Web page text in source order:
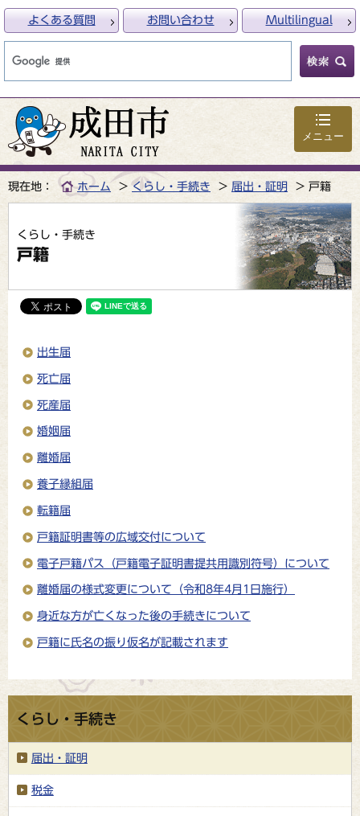
メニュー
よくある質問 お問い合わせ Multilingual
現在地： ホーム くらし・手続き 届出・証明 戸籍
くらし・手続き
戸籍
出生届
死亡届
死産届
婚姻届
離婚届
養子縁組届
転籍届
戸籍証明書等の広域交付について
電子戸籍パス（戸籍電子証明書提共用識別符号）について
離婚届の様式変更について（令和8年4月1日施行）
身近な方が亡くなった後の手続きについて
戸籍に氏名の振り仮名が記載されます
くらし・手続き
届出・証明
税金